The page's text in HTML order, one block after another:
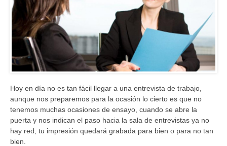
Hoy en día no es tan fácil llegar a una entrevista de trabajo,
aunque nos preparemos para la ocasión lo cierto es que no
tenemos muchas ocasiones de ensayo, cuando se abre la
puerta y nos indican el paso hacia la sala de entrevistas ya no
hay red, tu impresión quedará grabada para bien o para no tan
bien.